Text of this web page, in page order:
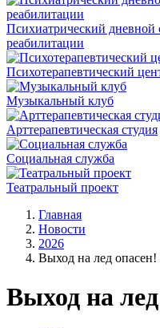
Психиатрический дневной
реабилитации
Психотерапевтический
Музыкальный клуб
Арттерапевтическая студия
Социальная служба
Театральный проект
Главная
Новости
2026
Выход на лед опасен!
Выход на